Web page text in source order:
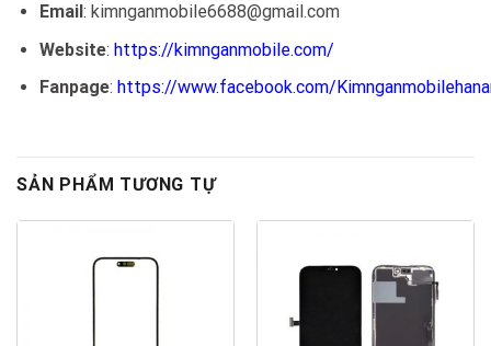
Email : kimnganmobile6688@gmail.com
Website: https://kimnganmobile.com/
Fanpage: https://www.facebook.com/
SẢN PHẨM TƯƠNG TỰ